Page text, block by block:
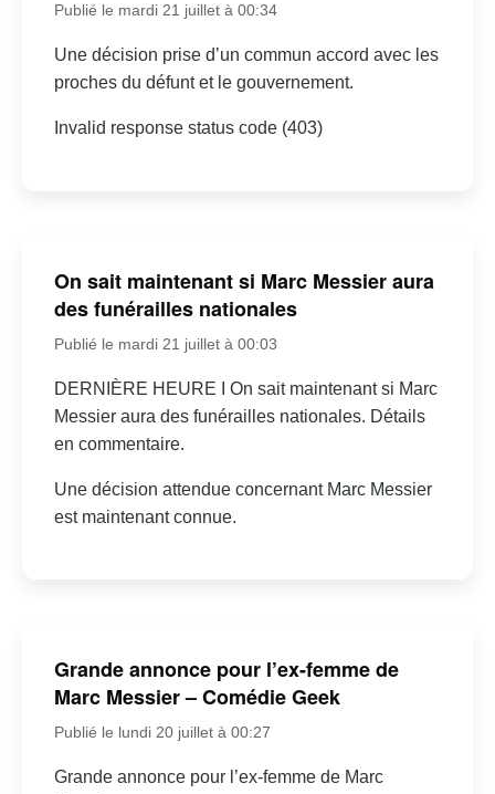
Publié le mardi 21 juillet à 00:34
Une décision prise d’un commun accord avec les
proches du défunt et le gouvernement.
Invalid response status code (403)
On sait maintenant si Marc Messier aura
des funérailles nationales
Publié le mardi 21 juillet à 00:03
DERNIÈRE HEURE I On sait maintenant si Marc
Messier aura des funérailles nationales. Détails
en commentaire.
Une décision attendue concernant Marc Messier
est maintenant connue.
Grande annonce pour l’ex-femme de
Marc Messier – Comédie Geek
Publié le lundi 20 juillet à 00:27
Grande annonce pour l’ex-femme de Marc